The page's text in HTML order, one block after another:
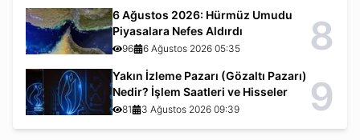
6 Ağustos 2026: Hürmüz Umudu
Piyasalara Nefes Aldırdı
96 6 Ağustos 2026 05:35 8
Yakın İzleme Pazarı (Gözaltı Pazarı)
Nedir? İşlem Saatleri ve Hisseler
81 3 Ağustos 2026 09:39 9